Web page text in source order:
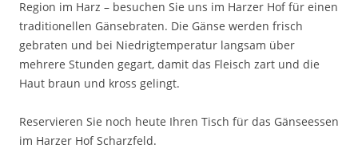
Region im Harz – besuchen Sie uns im Harzer Hof für einen
traditionellen Gänsebraten. Die Gänse werden frisch
gebraten und bei Niedrigtemperatur langsam über
mehrere Stunden gegart, damit das Fleisch zart und die
Haut braun und kross gelingt.
Reservieren Sie noch heute Ihren Tisch für das Gänseessen
im Harzer Hof Scharzfeld.